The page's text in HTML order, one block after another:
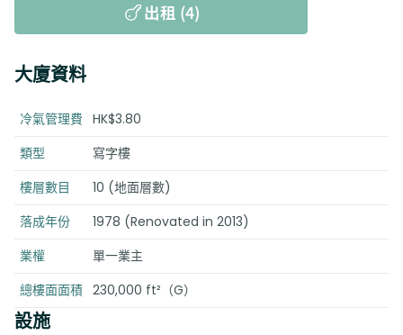
出租 (4)
大廈資料
冷氣管理費 HK$3.80
類型
寫字樓
樓層數目
10 (地面層數)
落成年份
1978 (Renovated in 2013)
業權
單一業主
總樓面面積 230,000 ft²（G）
設施